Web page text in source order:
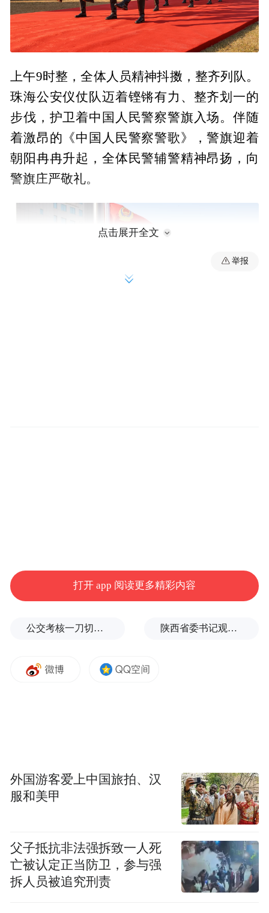
上午9时整，全体人员精神抖擞，整齐列队。
珠海公安仪仗队迈着铿锵有力、整齐划一的
步伐，护卫着中国人民警察警旗入场。伴随
着激昂的《中国人民警察警歌》，警旗迎着
朝阳冉冉升起，全体民警辅警精神昂扬，向
警旗庄严敬礼。
仪式结束后，民警们纷纷表示，将牢记初心
使命，忠诚履职尽责，以更加饱满的热情、
点击展开全文
举报
打开 app 阅读更多精彩内容
公交考核一刀切司机不敢开空调：别把压力转嫁一线员工 陕西省委书记观摩直播带货，同董宇辉交流
外国游客爱上中国旅拍、汉
服和美甲
父子抵抗非法强拆致一人死
亡被认定正当防卫，参与强
拆人员被追究刑责